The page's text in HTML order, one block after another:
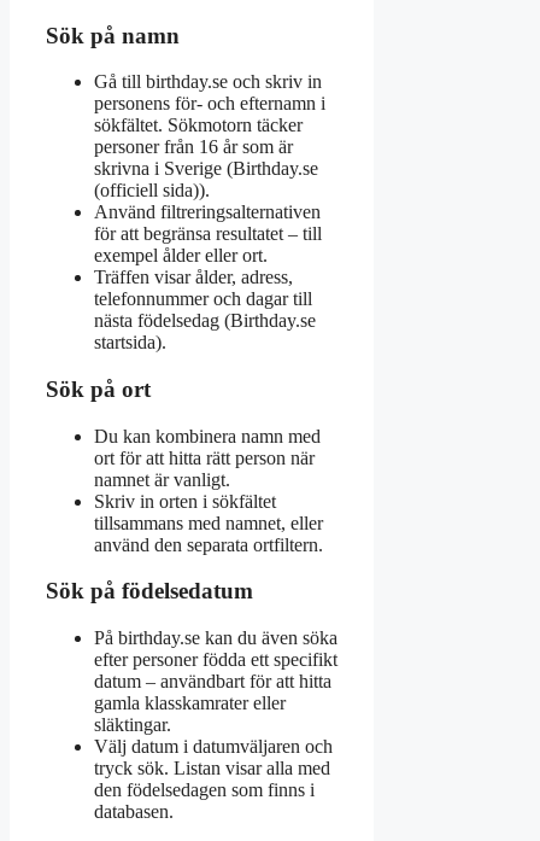
Sök på namn
Gå till birthday.se och skriv in
personens för- och efternamn i
sökfältet. Sökmotorn täcker
personer från 16 år som är
skrivna i Sverige (Birthday.se
(officiell sida)).
Använd filtreringsalternativen
för att begränsa resultatet – till
exempel ålder eller ort.
Träffen visar ålder, adress,
telefonnummer och dagar till
nästa födelsedag (Birthday.se
startsida).
Sök på ort
Du kan kombinera namn med
ort för att hitta rätt person när
namnet är vanligt.
Skriv in orten i sökfältet
tillsammans med namnet, eller
använd den separata ortfiltern.
Sök på födelsedatum
På birthday.se kan du även söka
efter personer födda ett specifikt
datum – användbart för att hitta
gamla klasskamrater eller
släktingar.
Välj datum i datumväljaren och
tryck sök. Listan visar alla med
den födelsedagen som finns i
databasen.